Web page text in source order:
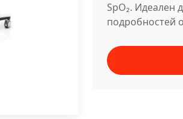
SpO₂. Идеален
подробностей